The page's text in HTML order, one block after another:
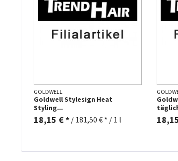
GOLDWELL
Goldwell Stylesign Heat
Styling...
18,15 € * / 181,50 € * / 1 l